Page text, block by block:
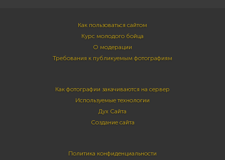
Как пользоваться сайтом
Курс молодого бойца
О модерации
Требования к публикуемым фотографиям
Как фотографии закачиваются на сервер
Используемые технологии
Дух Сайта
Создание сайта
Политика конфиденциальности